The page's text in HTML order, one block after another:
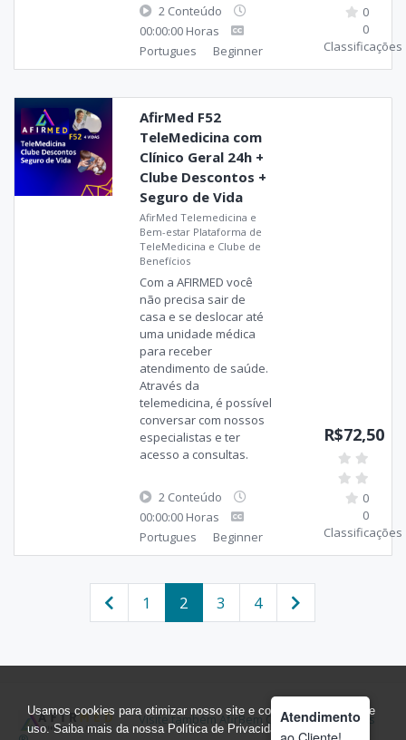
Usamos cookies para otimizar nosso site e coletar estatísticas de
uso. Saiba mais da nossa Política de Privacidade, LGPD em
2 Conteúdo
00:00:00 Horas
Portugues
Beginner
0
0
Classificações
AfirMed F52
TeleMedicina com
Clínico Geral 24h +
Clube Descontos +
Seguro de Vida
AfirMed Telemedicina e
Bem-estar Plataforma de
TeleMedicina e Clube de
Benefícios
Com a AFIRMED você
não precisa sair de
casa e se deslocar até
uma unidade médica
para receber
atendimento de saúde.
Através da
telemedicina, é possível
conversar com nossos
especialistas e ter
acesso a consultas.
2 Conteúdo
00:00:00 Horas
Portugues
Beginner
R$72,50
0
0
Classificações
1 2 3 4
Visite também AfirBem Clube de Benefícios
Atendimento